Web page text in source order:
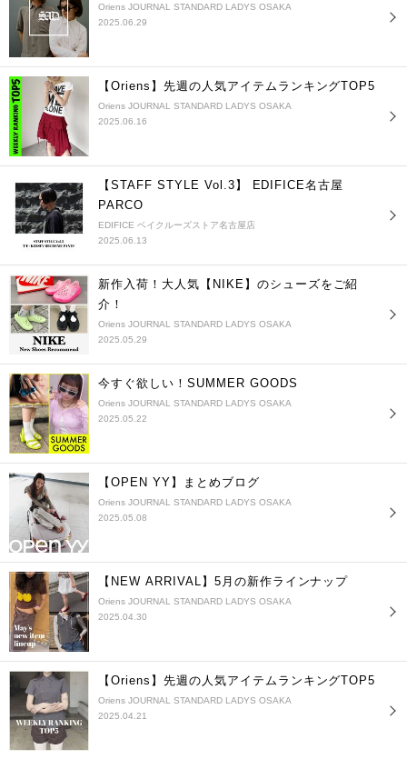
Oriens JOURNAL STANDARD LADYS OSAKA
2025.06.29
【Oriens】先週の人気アイテムランキングTOP5
Oriens JOURNAL STANDARD LADYS OSAKA
2025.06.16
【STAFF STYLE Vol.3】 EDIFICE名古屋
PARCO
EDIFICE ベイクルーズストア名古屋店
2025.06.13
新作入荷！大人気【NIKE】のシューズをご紹
介！
Oriens JOURNAL STANDARD LADYS OSAKA
2025.05.29
今すぐ欲しい！SUMMER GOODS
Oriens JOURNAL STANDARD LADYS OSAKA
2025.05.22
【OPEN YY】まとめブログ
Oriens JOURNAL STANDARD LADYS OSAKA
2025.05.08
【NEW ARRIVAL】5月の新作ラインナップ
Oriens JOURNAL STANDARD LADYS OSAKA
2025.04.30
【Oriens】先週の人気アイテムランキングTOP5
Oriens JOURNAL STANDARD LADYS OSAKA
2025.04.21